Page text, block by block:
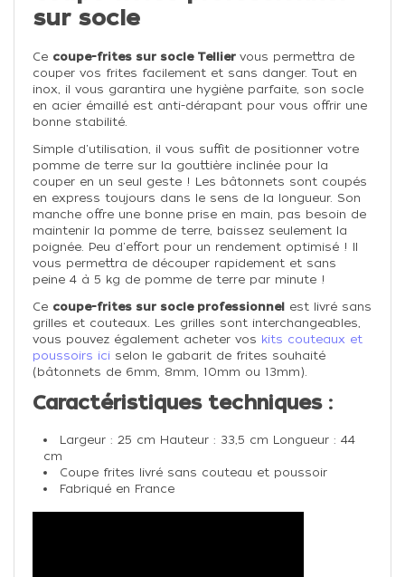
sur socle
Ce coupe-frites sur socle Tellier vous permettra de
couper vos frites facilement et sans danger. Tout en
inox, il vous garantira une hygiène parfaite, son socle
en acier émaillé est anti-dérapant pour vous offrir une
bonne stabilité.
Simple d'utilisation, il vous suffit de positionner votre
pomme de terre sur la gouttière inclinée pour la
couper en un seul geste ! Les bâtonnets sont coupés
en express toujours dans le sens de la longueur. Son
manche offre une bonne prise en main, pas besoin de
maintenir la pomme de terre, baissez seulement la
poignée. Peu d'effort pour un rendement optimisé ! Il
vous permettra de découper rapidement et sans
peine 4 à 5 kg de pomme de terre par minute !
Ce coupe-frites sur socle professionnel est livré sans
grilles et couteaux. Les grilles sont interchangeables,
vous pouvez également acheter vos kits couteaux et
poussoirs ici selon le gabarit de frites souhaité
(bâtonnets de 6mm, 8mm, 10mm ou 13mm).
Caractéristiques techniques :
Largeur : 25 cm Hauteur : 33,5 cm Longueur : 44
cm
Coupe frites livré sans couteau et poussoir
Fabriqué en France